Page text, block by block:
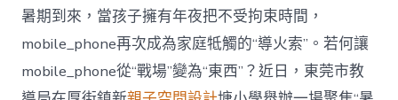
治
理
難
題？
讓
暑期到來，當孩子擁有年夜把不受拘束時間，
mobile_phone再次成為家庭牴觸的“導火索”。若何讓
mobile_phone從“戰場”變為“東西”？近日，東莞市教